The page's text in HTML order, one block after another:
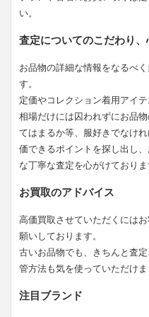
い。
査定についてのこだわり
お品物の詳細な情報をなるべ
す。
定価やコレクション着用アイ
相場だけには囚われずにお品
てはまるか等、服好きでなけ
価できるポイントを探し出し
な丁寧な査定を心がけておりま
お買取のアドバイス
高価買取させていただくには
願いしております。
古いお品物でも、きちんと査
管方法も気を使っていただけ
注目ブランド